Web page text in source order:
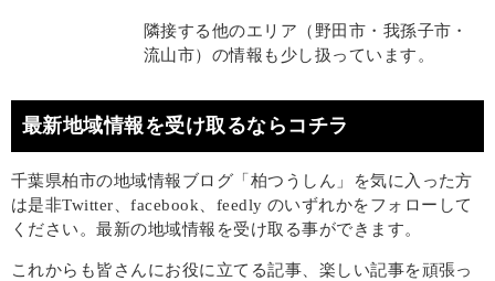
隣接する他のエリア（野田市・我孫子市・
流山市）の情報も少し扱っています。
最新地域情報を受け取るならコチラ
千葉県柏市の地域情報ブログ「柏つうしん」を気に入った方
は是非Twitter、facebook、feedly のいずれかをフォローして
ください。最新の地域情報を受け取る事ができます。
これからも皆さんにお役に立てる記事、楽しい記事を頑張っ